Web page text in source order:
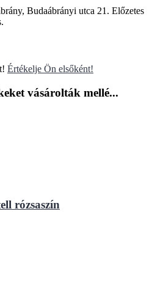
Budaábrányi utca 21. Előzetes
Értékelje Ön elsőként!
vásárolták mellé...
rózsaszín